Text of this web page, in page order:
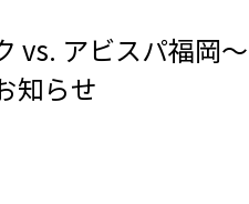
vs. アビスパ福岡
知らせ